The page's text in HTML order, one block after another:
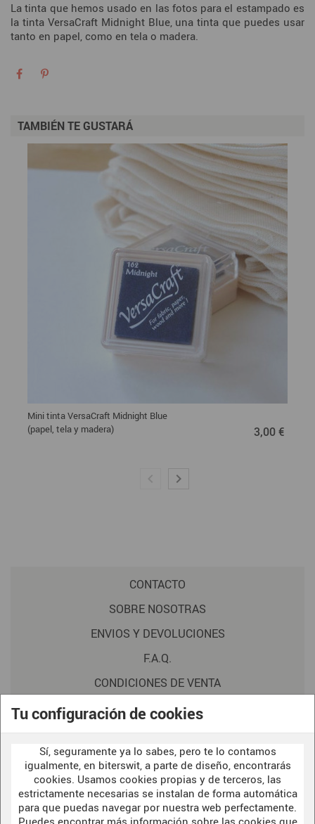
Tu configuración de cookies
Sí, seguramente ya lo sabes, pero te lo contamos
igualmente, en biterswit, a parte de diseño, encontrarás
cookies. Usamos cookies propias y de terceros, las
estrictamente necesarias se instalan de forma automática
para que puedas navegar por nuestra web perfectamente.
Puedes encontrar más información sobre las cookies que
La tinta que hemos usado en las fotos para el estampado es
la tinta VersaCraft Midnight Blue, una tinta que puedes usar
tanto en papel, como en tela o madera.
TAMBIÉN TE GUSTARÁ
Mini tinta VersaCraft Midnight Blue
(papel, tela y madera)
3,00 €
CONTACTO
SOBRE NOSOTRAS
ENVIOS Y DEVOLUCIONES
F.A.Q.
CONDICIONES DE VENTA
POLITICA DE PRIVACIDAD
AVISO LEGAL
POLÍTICA DE COOKIES
WELCOME TO OUR
DARK SIDE